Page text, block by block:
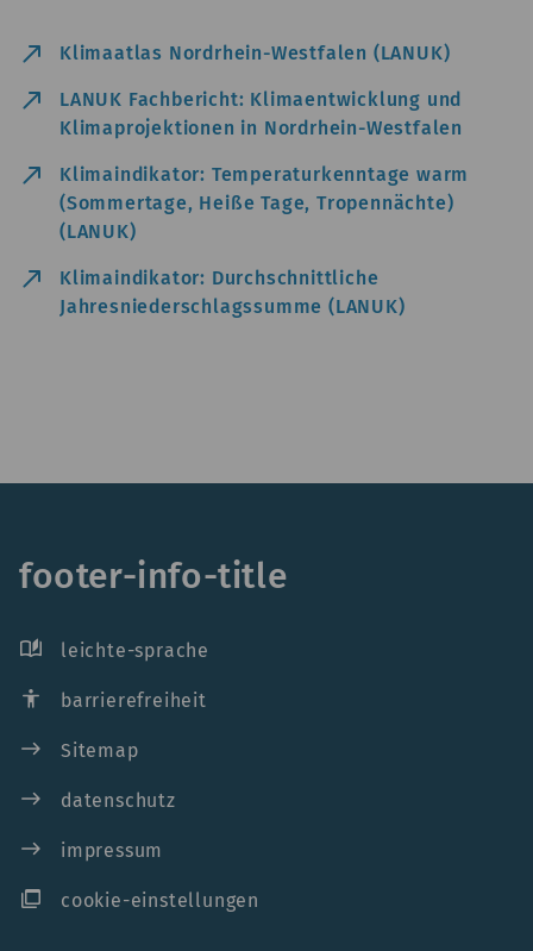
north_east Klimaatlas Nordrhein-Westfalen (LANUK)
north_east
LANUK Fachbericht: Klimaentwicklung und
Klimaprojektionen in Nordrhein-Westfalen
north_east
Klimaindikator: Temperaturkenntage warm
(Sommertage, Heiße Tage, Tropennächte)
(LANUK)
north_east
Klimaindikator: Durchschnittliche
Jahresniederschlagssumme (LANUK)
footer-info-title
auto_stories leichte-sprache
accessibility barrierefreiheit
east Sitemap
east datenschutz
east impressum
ad_group cookie-einstellungen